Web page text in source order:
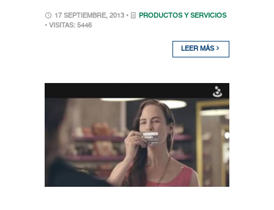
17 SEPTIEMBRE, 2013 •
PRODUCTOS Y SERVICIOS
• VISITAS: 5446
LEER MÁS